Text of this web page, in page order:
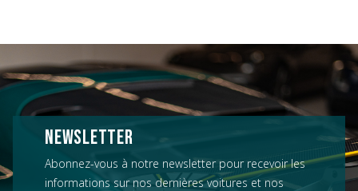
NEWSLETTER
Abonnez-vous à notre newsletter pour recevoir les
informations sur nos dernières voitures et nos